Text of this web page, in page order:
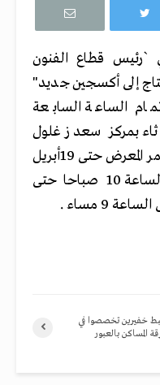
`رئيس قطاع الفنون
إلى أكسجين جديد"
الساعة السابعة
بمركز سعد زغلول
الثقافي متحف بيت الأمة و يستمر المعرض حتى 19أبريل
و مواعيد المعرض يومياً من الساعة 10 صباحا حتى
خفيرين تخصصوا في
المساكن بالعبور